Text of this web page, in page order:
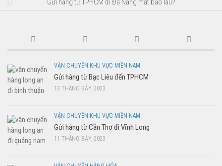
Gửi hàng từ TPHCM đi Đà Nẵng mất bao lâu?
VẬN CHUYỂN KHU VỰC MIỀN NAM
Gửi hàng từ Bạc Liêu đến TPHCM
13 THÁNG BẢY, 2023
VẬN CHUYỂN KHU VỰC MIỀN NAM
Gửi hàng từ Cần Thơ đi Vĩnh Long
11 THÁNG BẢY, 2023